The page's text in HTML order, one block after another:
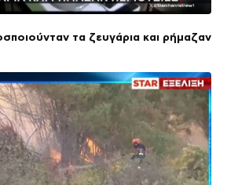
τα ζευγάρια και ρήμαζαν